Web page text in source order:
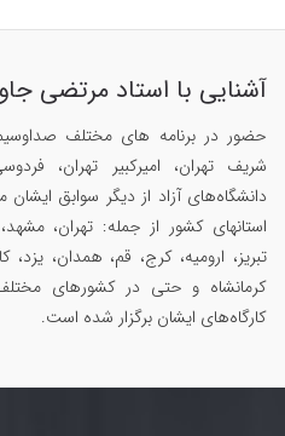
آشنایی با استاد مرتضی
حضور در برنامه های مختلف
شریف تهران، امیرکبیر تهران،
دانشگاه‌های آزاد از دیگر سوابق
استانهای کشور از جمله: تهران،
تبریز، ارومیه، کرج، قم، همدان،
کرمانشاه و حتی در کشورهای
کارگاه‌های ایشان برگزار شده است.